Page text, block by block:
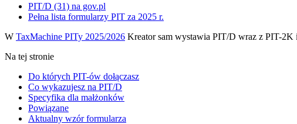
PIT/D (31) na gov.pl
Pełna lista formularzy PIT za 2025 r.
W TaxMachine PITy 2025/2026 Kreator sam wystawia PIT/D wraz z PIT-
Na tej stronie
Do których PIT-ów dołączasz
Co wykazujesz na PIT/D
Specyfika dla małżonków
Powiązane
Aktualny wzór formularza